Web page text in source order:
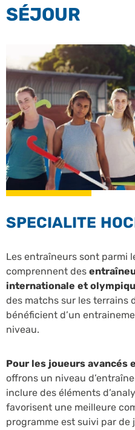
SÉJOUR
SPECIALITE
Les entraîneurs sont parmi
comprennent des
internationale et
des matchs sur les terrains
bénéficient d’un
niveau.
Pour les joueurs avancés
offrons un niveau
inclure des éléments
favorisent une meilleure
programme est suivi par de